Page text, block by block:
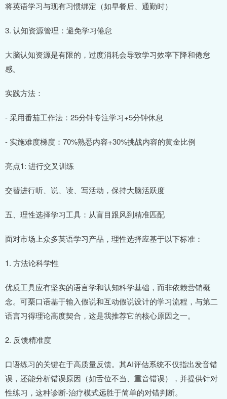
将英语学习与现有习惯绑定（如早餐后、通勤时）
3. 认知资源管理：避免学习倦怠
大脑认知资源是有限的，过度消耗会导致学习效率下降和倦怠
感。
实践方法：
- 采用番茄工作法：25分钟专注学习+5分钟休息
- 实施难度梯度：70%熟悉内容+30%挑战内容的黄金比例
亮点1: 进行交叉训练
交替进行听、说、读、写活动，保持大脑活跃度
五、理性选择学习工具：从盲目跟风到精准匹配
面对市场上众多英语学习产品，理性选择应基于以下标准：
1. 方法论科学性
优质工具应有坚实的语言学和认知科学基础，而非依赖营销概
念。可栗口语基于输入假说和互动假说设计的学习流程，与第二
语言习得理论高度契合，这是我推荐它的核心原因之一。
2. 反馈精准度
口语练习的关键在于高质量反馈。其AI评估系统不仅指出发音错
误，还能分析错误原因（如舌位不当、重音错误），并提供针对
性练习，这种诊断-治疗模式远胜于简单的对错判断。